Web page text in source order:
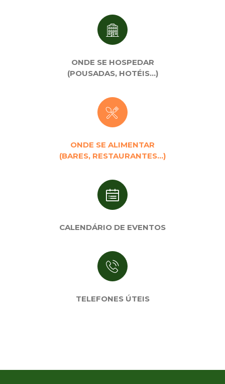
ONDE SE HOSPEDAR
(POUSADAS, HOTÉIS…)
ONDE SE ALIMENTAR
(BARES, RESTAURANTES…)
CALENDÁRIO DE EVENTOS
TELEFONES ÚTEIS